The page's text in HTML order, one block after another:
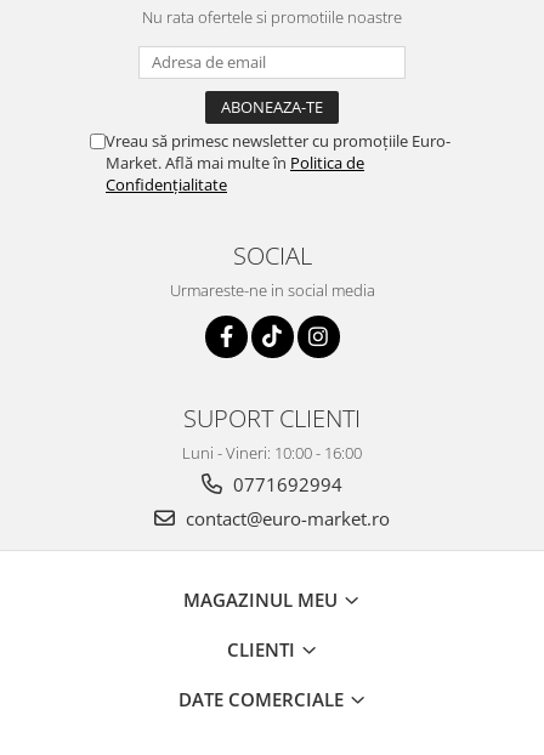
Nu rata ofertele si promotiile noastre
Vreau să primesc newsletter cu promoțiile Euro-
Market. Află mai multe în Politica de
Confidențialitate
SOCIAL
Urmareste-ne in social media
SUPORT CLIENTI
Luni - Vineri: 10:00 - 16:00
0771692994
contact@euro-market.ro
MAGAZINUL MEU
CLIENTI
DATE COMERCIALE